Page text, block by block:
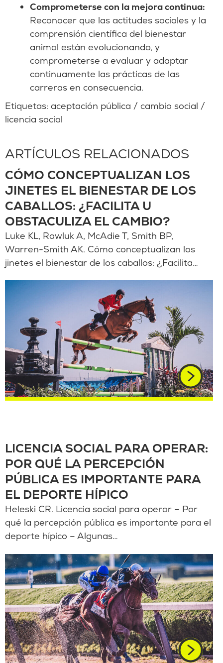
Comprometerse con la mejora continua:
Reconocer que las actitudes sociales y la
comprensión científica del bienestar
animal están evolucionando, y
comprometerse a evaluar y adaptar
continuamente las prácticas de las
carreras en consecuencia.
Etiquetas: aceptación pública / cambio social /
licencia social
ARTÍCULOS RELACIONADOS
CÓMO CONCEPTUALIZAN LOS
JINETES EL BIENESTAR DE LOS
CABALLOS: ¿FACILITA U
OBSTACULIZA EL CAMBIO?
Luke KL, Rawluk A, McAdie T, Smith BP,
Warren-Smith AK. Cómo conceptualizan los
jinetes el bienestar de los caballos: ¿Facilita…
LICENCIA SOCIAL PARA OPERAR:
POR QUÉ LA PERCEPCIÓN
PÚBLICA ES IMPORTANTE PARA
EL DEPORTE HÍPICO
Heleski CR. Licencia social para operar – Por
qué la percepción pública es importante para el
deporte hípico – Algunas…